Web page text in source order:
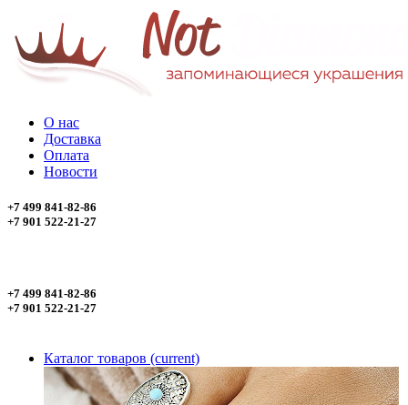
О нас
Доставка
Оплата
Новости
+7 499 841-82-86
+7 901 522-21-27
+7 499 841-82-86
+7 901 522-21-27
Каталог товаров (current)